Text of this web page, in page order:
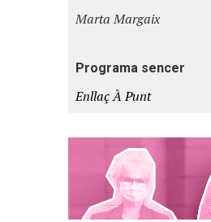
Marta Margaix
Programa sencer
Enllaç À Punt